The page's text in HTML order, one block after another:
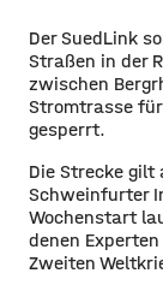
Der SuedLink
Straßen in der
zwischen
Stromtrasse
gesperrt.
Die Strecke
Schweinfurter
Wochenstart
denen
Zweiten